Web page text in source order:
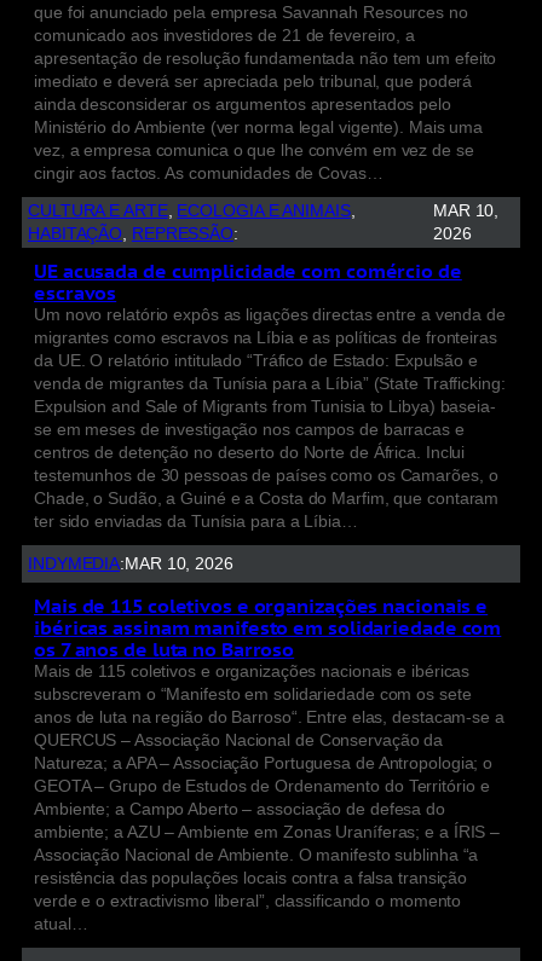
que foi anunciado pela empresa Savannah Resources no
comunicado aos investidores de 21 de fevereiro, a
apresentação de resolução fundamentada não tem um efeito
imediato e deverá ser apreciada pelo tribunal, que poderá
ainda desconsiderar os argumentos apresentados pelo
Ministério do Ambiente (ver norma legal vigente). Mais uma
vez, a empresa comunica o que lhe convém em vez de se
cingir aos factos. As comunidades de Covas…
CULTURA E ARTE, ECOLOGIA E ANIMAIS
HABITAÇÃO
REPRESSÃO:
MAR 10,
2026
UE acusada de cumplicidade com comércio de
escravos
Um novo relatório expôs as ligações directas entre a venda de
migrantes como escravos na Líbia e as políticas de fronteiras
da UE. O relatório intitulado “Tráfico de Estado: Expulsão e
venda de migrantes da Tunísia para a Líbia” (State Trafficking:
Expulsion and Sale of Migrants from Tunisia to Libya) baseia-
se em meses de investigação nos campos de barracas e
centros de detenção no deserto do Norte de África. Inclui
testemunhos de 30 pessoas de países como os Camarões, o
Chade, o Sudão, a Guiné e a Costa do Marfim, que contaram
ter sido enviadas da Tunísia para a Líbia…
INDYMEDIA: MAR 10, 2026
Mais de 115 coletivos e organizações nacionais e
ibéricas assinam manifesto em solidariedade com
os 7 anos de luta no Barroso
Mais de 115 coletivos e organizações nacionais e ibéricas
subscreveram o “Manifesto em solidariedade com os sete
anos de luta na região do Barroso“. Entre elas, destacam-se a
QUERCUS – Associação Nacional de Conservação da
Natureza; a APA – Associação Portuguesa de Antropologia; o
GEOTA – Grupo de Estudos de Ordenamento do Território e
Ambiente; a Campo Aberto – associação de defesa do
ambiente; a AZU – Ambiente em Zonas Uraníferas; e a ÍRIS –
Associação Nacional de Ambiente. O manifesto sublinha “a
resistência das populações locais contra a falsa transição
verde e o extractivismo liberal”, classificando o momento
atual…